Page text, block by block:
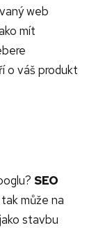
web
mít
o váš produkt
SEO
může na
stavbu